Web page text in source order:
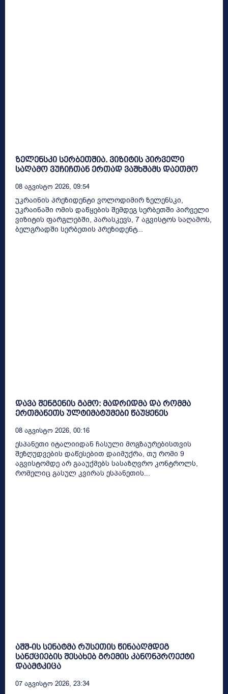
ზელენსკი სერბეთშია. ვიზიტის პირველი
საღამო ვუჩიჩთან ერთად ვაშხშამს დაეთმო
08 Აგვისტო 2026, 09:54
უკრაინის პრეზიდენტი ვოლოდიმირ ზელენსკი,
უკრაინაში ომის დაწყების შემდეგ სერბეთში პირველი
ვიზიტის ფარგლებში, პარასკევს, 7 აგვისტოს საღამოს,
ბელგრადში სერბეთის პრეზიდენტ...
დავა შენგენის გამო: მადრიდმა და რომმა
ერთმანეთს ულტიმატუმები წაუყენეს
08 Აგვისტო 2026, 00:16
ესპანეთი იტალიიდან ჩასული მოგზაურებისთვის
შეზღუდვების დაწესებით დაიმუქრა, თუ რომი 9
აგვისტომდე არ გააუქმებს სასაზღვრო კონტროლს,
რომელიც გასულ კვირას ესპანეთის...
აშშ-ის სენატმა რუსეთის წინააღმდეგ
სანქციების შესახებ გრემის კანონპროექტი
დაამტკიცა
07 Აგვისტო 2026, 23:34